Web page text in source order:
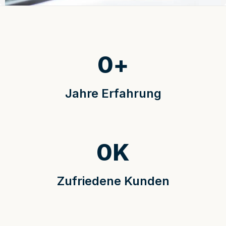
Jahre Erfahrung
0+
Zufriedene Kunden
0K